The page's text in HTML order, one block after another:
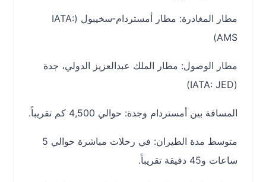
مطار المغادرة: مطار أمستردام‑سخيبول (IATA:
مطار الوصول: مطار الملك عبدالعزيز الدولي، جدة
المسافة بين أمستردام وجدة: حوالي 4,500 كم تقريباً.
متوسط مدة الطيران: في رحلات مباشرة حوالي 5
ساعات و45 دقيقة تقريباً.